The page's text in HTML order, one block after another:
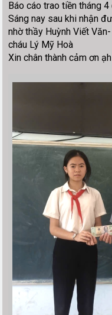
Báo cáo trao tiền tháng
Sáng nay sau khi nhận
nhờ thầy Huỳnh Viết
cháu Lý Mỹ Hoà
Xin chân thành cảm ơn ạh